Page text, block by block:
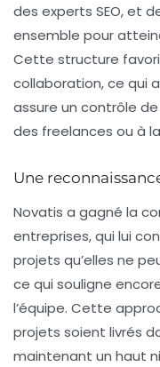
des experts SEO, et
ensemble pour
Cette structure
collaboration, ce qui
assure un contrôle
des freelances ou à
Une
Novatis a gagné la
entreprises, qui lui
projets qu’elles ne
ce qui souligne
l’équipe. Cette
projets soient livrés
maintenant un haut